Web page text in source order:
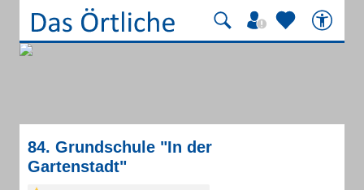
84. Grundschule "In der
Gartenstadt"